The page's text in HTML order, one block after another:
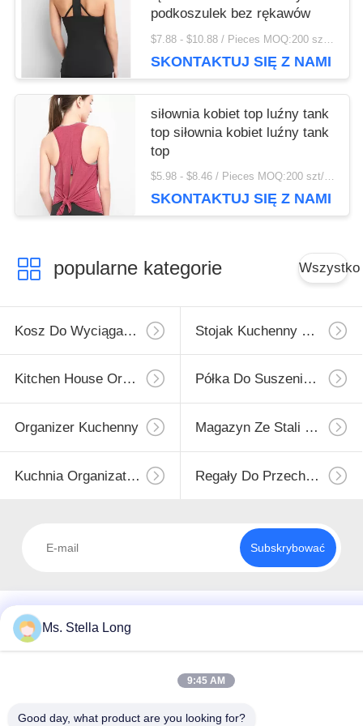
podkoszulek bez rękawów
$7.88 - $10.88 / Pieces MOQ:200 szt/sztuk
SKONTAKTUJ SIĘ Z NAMI
siłownia kobiet top luźny tank
top siłownia kobiet luźny tank
top
$5.98 - $8.46 / Pieces MOQ:200 szt/sztuk
SKONTAKTUJ SIĘ Z NAMI
popularne kategorie Wszystko
Kosz Do Wyciągania Kuchni Stojak Kuchenny Naścienny
Kitchen House Organizer Półka Do Suszenia Naczyń
Organizer Kuchenny Magazyn Ze Stali Nierdzewnej
Kuchnia Organizator Rack Regały Do ​​przechowywania Kuchni
Subskrybować
Ms. Stella Long
9:45 AM
Good day, what product are you looking for?